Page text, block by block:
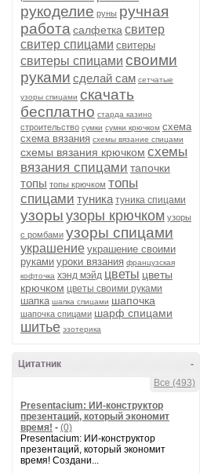
рукоделие руны ручная
работа салфетка свитер
свитер спицами свитеры
свитеры спицами своими
руками сделай сам сетчатые
узоры спицами скачать
бесплатно старда казино
строительство сумки сумки крючком схема
схема вязания схемы вязание спицами
схемы вязания крючком схемы
вязания спицами тапочки
топы топы крючком топы
спицами туника туника спицами
узоры узоры крючком узоры
с ромбами узоры спицами
украшение украшение своими
руками уроки вязания французская
кофточка хэнд мэйд цветы цветы
крючком цветы своими руками
шапка шапка спицами шапочка
шапочка спицами шарф спицами
шитье эзотерика
-
Цитатник
Все (493)
Presentacium: ИИ‑конструктор
презентаций, который экономит
время! - (0)
Presentacium: ИИ‑конструктор
презентаций, который экономит
время! Создани...